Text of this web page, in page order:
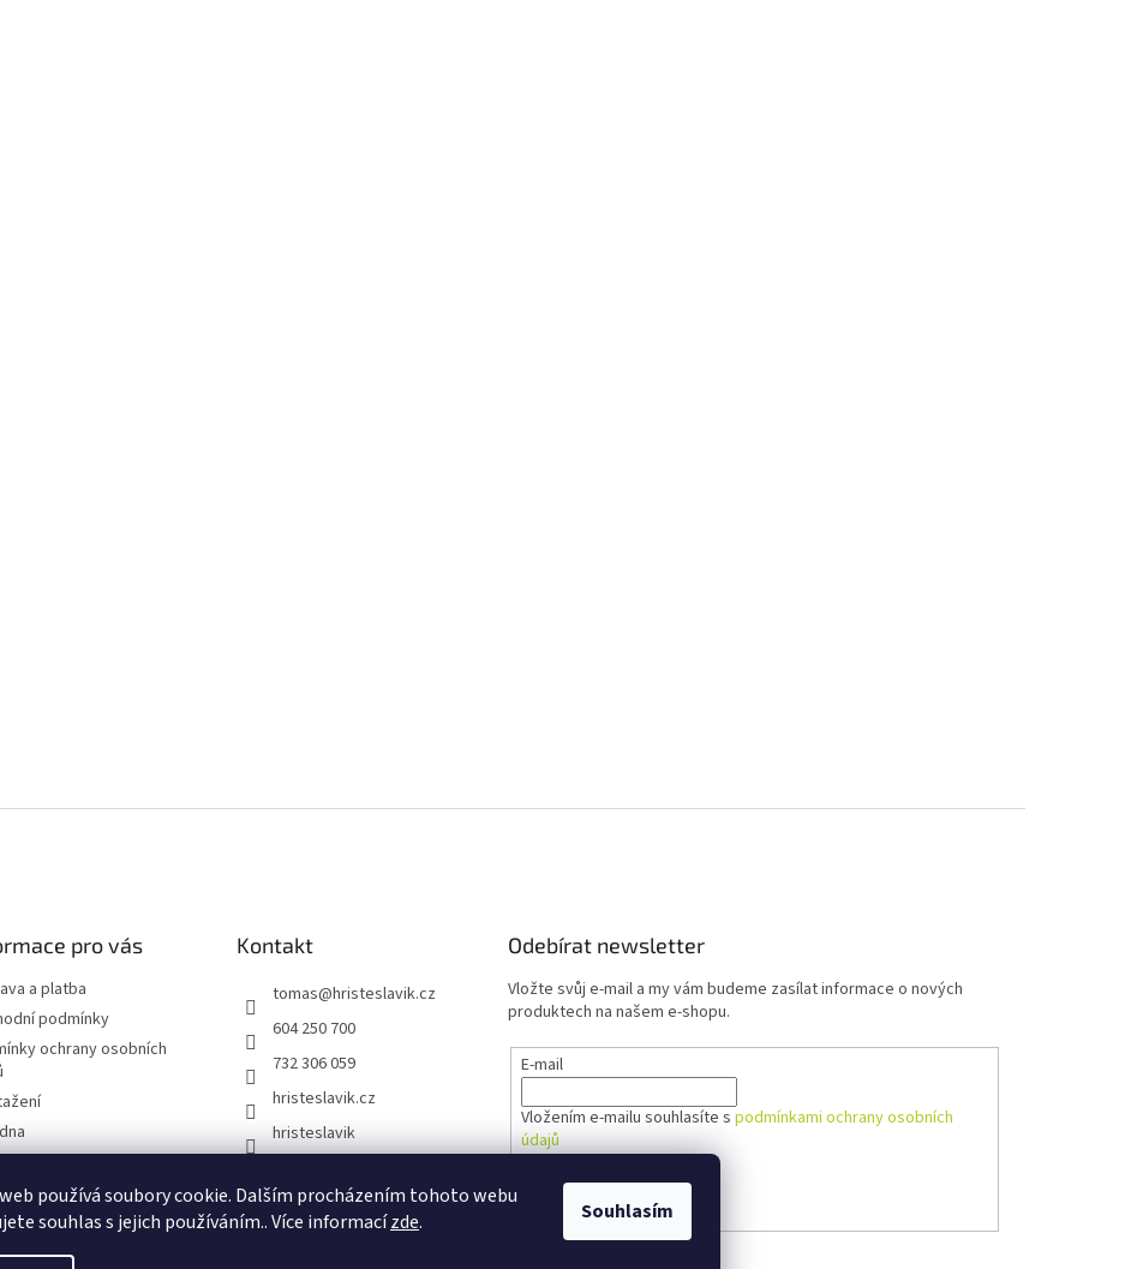
používá soubory cookie. Dalším procházením tohoto webu
souhlas s jejich používáním.. Více informacízde. Souhlasím
pro vás
a platba
podmínky
ochrany osobních
Kontakt
tomas@hristeslavik.cz
604 250 700
732 306 059
hristeslavik.cz
hristeslavik
Odebírat newsletter
Vložte svůj e-mail a my vám budeme zasílat informace o nových
produktech na našem e-shopu.
E-mail
Vložením e-mailu souhlasíte spodmínkami ochrany osobních
údajů